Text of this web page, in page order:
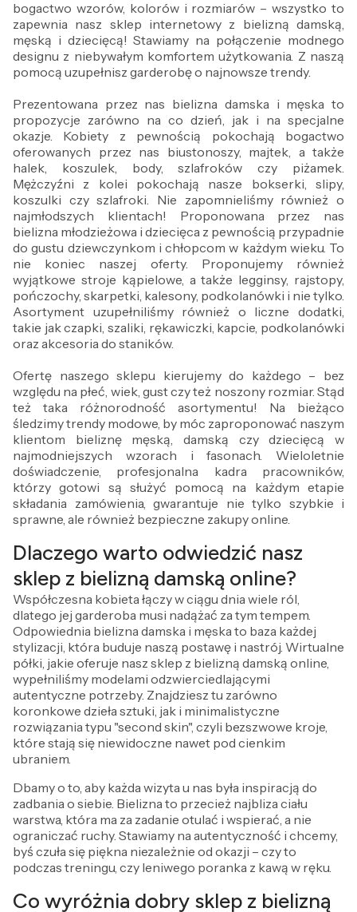
bogactwo wzorów, kolorów i rozmiarów – wszystko to
zapewnia nasz sklep internetowy z bielizną damską,
męską i dziecięcą! Stawiamy na połączenie modnego
designu z niebywałym komfortem użytkowania. Z naszą
pomocą uzupełnisz garderobę o najnowsze trendy.
Prezentowana przez nas bielizna damska i męska to
propozycje zarówno na co dzień, jak i na specjalne
okazje. Kobiety z pewnością pokochają bogactwo
oferowanych przez nas biustonoszy, majtek, a także
halek, koszulek, body, szlafroków czy piżamek.
Mężczyźni z kolei pokochają nasze bokserki, slipy,
koszulki czy szlafroki. Nie zapomnieliśmy również o
najmłodszych klientach! Proponowana przez nas
bielizna młodzieżowa i dziecięca z pewnością przypadnie
do gustu dziewczynkom i chłopcom w każdym wieku. To
nie koniec naszej oferty. Proponujemy również
wyjątkowe stroje kąpielowe, a także legginsy, rajstopy,
pończochy, skarpetki, kalesony, podkolanówki i nie tylko.
Asortyment uzupełniliśmy również o liczne dodatki,
takie jak czapki, szaliki, rękawiczki, kapcie, podkolanówki
oraz akcesoria do staników.
Ofertę naszego sklepu kierujemy do każdego – bez
względu na płeć, wiek, gust czy też noszony rozmiar. Stąd
też taka różnorodność asortymentu! Na bieżąco
śledzimy trendy modowe, by móc zaproponować naszym
klientom bieliznę męską, damską czy dziecięcą w
najmodniejszych wzorach i fasonach. Wieloletnie
doświadczenie, profesjonalna kadra pracowników,
którzy gotowi są służyć pomocą na każdym etapie
składania zamówienia, gwarantuje nie tylko szybkie i
sprawne, ale również bezpieczne zakupy online.
Dlaczego warto odwiedzić nasz
sklep z bielizną damską online?
Współczesna kobieta łączy w ciągu dnia wiele ról,
dlatego jej garderoba musi nadążać za tym tempem.
Odpowiednia bielizna damska i męska to baza każdej
stylizacji, która buduje naszą postawę i nastrój. Wirtualne
półki, jakie oferuje nasz sklep z bielizną damską online,
wypełniliśmy modelami odzwierciedlającymi
autentyczne potrzeby. Znajdziesz tu zarówno
koronkowe dzieła sztuki, jak i minimalistyczne
rozwiązania typu "second skin", czyli bezszwowe kroje,
które stają się niewidoczne nawet pod cienkim
ubraniem.
Dbamy o to, aby każda wizyta u nas była inspiracją do
zadbania o siebie. Bielizna to przecież najbliza ciału
warstwa, która ma za zadanie otulać i wspierać, a nie
ograniczać ruchy. Stawiamy na autentyczność i chcemy,
byś czuła się piękna niezależnie od okazji – czy to
podczas treningu, czy leniwego poranka z kawą w ręku.
Co wyróżnia dobry sklep z bielizną